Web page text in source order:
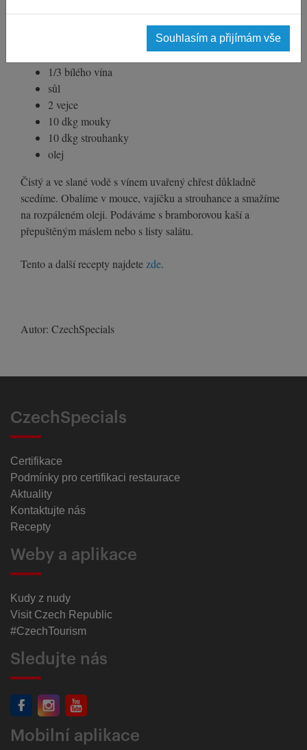
1/3 bílého vína
sůl
2 vejce
10 dkg mouky
10 dkg strouhanky
olej
Čistý a ve slané vodě s vínem uvařený chřest důkladně
scedíme. Obalíme v mouce, vajíčku a strouhance a smažíme
na rozpáleném oleji. Podáváme s bramborovou kaší a
přepuštěným máslem nebo s listy salátu.
Tento a další recepty najdetezde.
Autor: CzechSpecials
CzechSpecials
Certifikace
Podmínky pro certifikaci restaurace
Aktuality
Kontaktujte nás
Recepty
Weby a aplikace
Kudy z nudy
Visit Czech Republic
#CzechTourism
Sledujte nás
Mobilní aplikace
Souhlasím a přijímám vše